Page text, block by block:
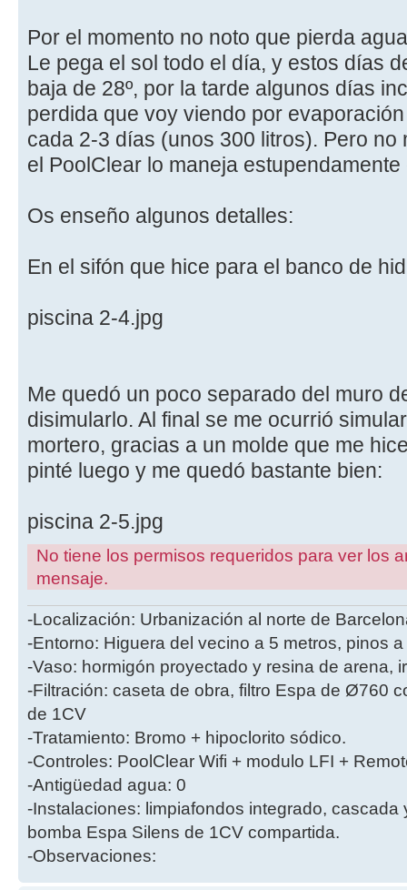
Por el momento no noto que pierda
Le pega el sol todo el día, y estos días
baja de 28º, por la tarde algunos días
perdida que voy viendo por
cada 2-3 días (unos 300 litros). Pero
el PoolClear lo maneja
Os enseño algunos detalles:
En el sifón que hice para el banco de
piscina 2-4.jpg
Me quedó un poco separado del muro
disimularlo. Al final se me ocurrió
mortero, gracias a un molde que me
pinté luego y me quedó bastante bien:
piscina 2-5.jpg
No tiene los permisos requeridos para ver los
mensaje.
-Localización: Urbanización al norte de
-Entorno: Higuera del vecino a 5 metros, pinos
-Vaso: hormigón proyectado y resina de arena,
-Filtración: caseta de obra, filtro Espa de Ø760
de 1CV
-Tratamiento: Bromo + hipoclorito sódico.
-Controles: PoolClear Wifi + modulo LFI +
-Antigüedad agua: 0
-Instalaciones: limpiafondos integrado,
bomba Espa Silens de 1CV compartida.
-Observaciones: